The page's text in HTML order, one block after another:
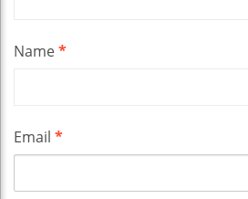
Name*
Email *